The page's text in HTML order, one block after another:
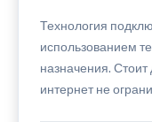
Технология
использованием
назначения.
интернет не